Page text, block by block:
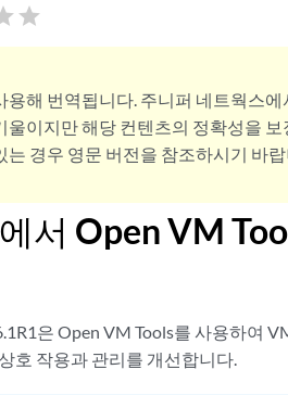
star
해 번역됩니다. 주니퍼 네트웍스
이지만 해당 컨텐츠의 정확성을 보
경우 영문 버전을 참조하시기 바
서 Open VM
은 Open VM Tools를 사용하여
호 작용과 관리를 개선합니다.